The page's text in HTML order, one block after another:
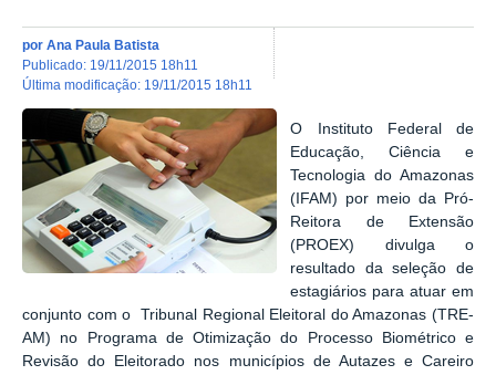
por Ana Paula Batista
publicado: 19/11/2015 18h11
última modificação: 19/11/2015 18h11
O
Instituto Federal de
Educação, Ciência e
Tecnologia do Amazonas
(IFAM) por meio da Pró-
Reitora de Extensão
(PROEX) divulga o
resultado da seleção de
estagiários para atuar em
conjunto com o Tribunal Regional Eleitoral do Amazonas (TRE-
AM) no Programa de Otimização do Processo Biométrico e
Revisão do Eleitorado nos municípios de Autazes e Careiro